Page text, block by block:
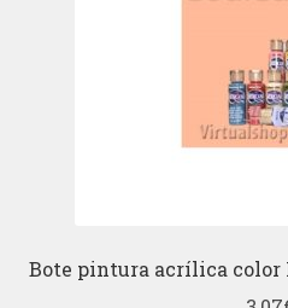
Bote pintura acrílica color